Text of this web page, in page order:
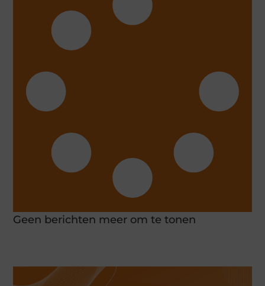
Geen berichten meer om te tonen